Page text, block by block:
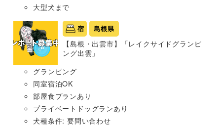
大型犬まで
宿 島根県
【島根・出雲市】「レイクサイドグランピ
ング出雲」
グランピング
同室宿泊OK
部屋食プランあり
プライベートドッグランあり
犬種条件: 要問い合わせ